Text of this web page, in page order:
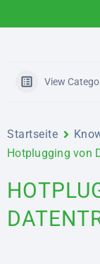
View
Startseite
Hotplugging von